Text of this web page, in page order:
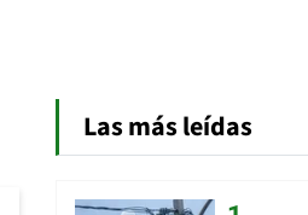
Las más leídas